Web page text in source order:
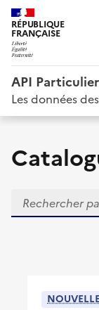
RÉPUBLIQUE
FRANÇAISE
API Particulier
Les données
Rechercher une